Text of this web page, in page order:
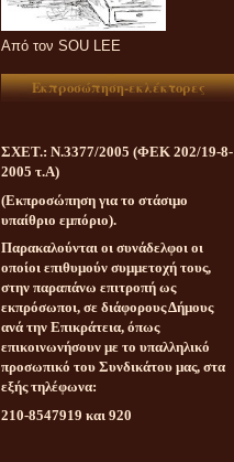
Aπό τον SOU LEE
Εκπροσώπηση-εκλέκτορες
ΣΧΕΤ.: Ν.3377/2005 (ΦΕΚ 202/19-8-
2005 τ.Α)
(Εκπροσώπηση για το στάσιμο
υπαίθριο εμπόριο).
Παρακαλούνται οι συνάδελφοι οι
οποίοι επιθυμούν συμμετοχή τους,
στην παραπάνω επιτροπή ως
εκπρόσωποι, σε διάφορους Δήμους
ανά την Επικράτεια, όπως
επικοινωνήσουν με το υπαλληλικό
προσωπικό του Συνδικάτου μας, στα
εξής τηλέφωνα:
210-8547919 και 920